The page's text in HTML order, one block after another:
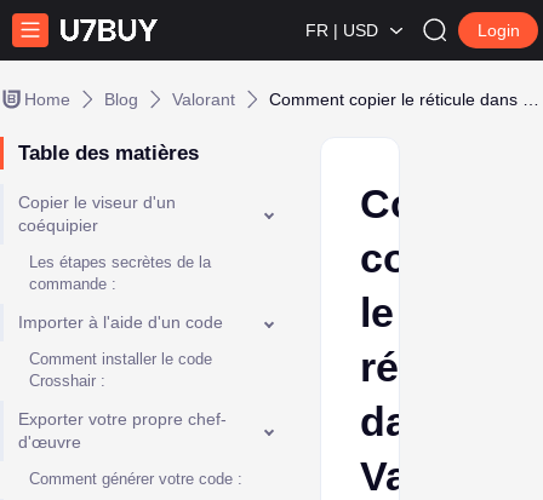
FR | USD Login
Home Blog Valorant
Table des matières
Copier le viseur d'un
coéquipier
Les étapes secrètes de la
commande :
Importer à l'aide d'un code
Comment installer le code
Crosshair :
Exporter votre propre chef-
d'œuvre
Comment générer votre code :
copier
le
réticule
dans
Valorant